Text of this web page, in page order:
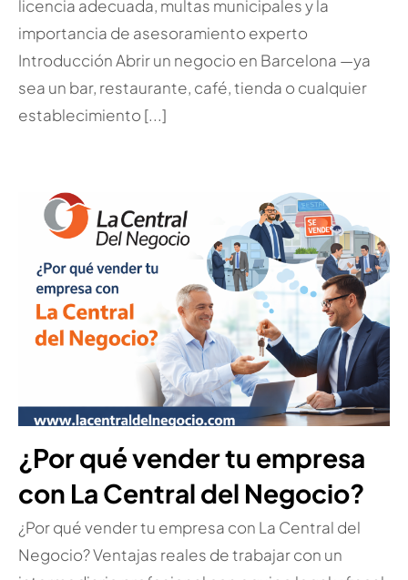
licencia adecuada, multas municipales y la
importancia de asesoramiento experto
Introducción Abrir un negocio en Barcelona —ya
sea un bar, restaurante, café, tienda o cualquier
establecimiento [...]
¿Por qué vender tu empresa
con La Central del Negocio?
¿Por qué vender tu empresa con La Central del
Negocio? Ventajas reales de trabajar con un